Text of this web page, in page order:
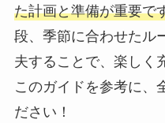
た計画と準備が重要で
段、季節に合わせたル
夫することで、楽しく
このガイドを参考に、
ださい！